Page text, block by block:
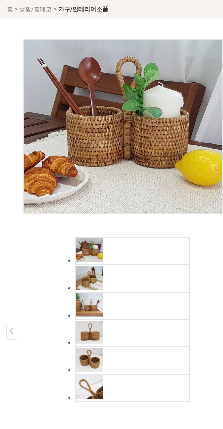
홈 > 생활/홈데코 > 가구/인테리어소품